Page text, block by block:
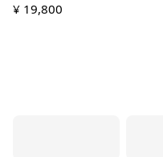
¥ 19,800